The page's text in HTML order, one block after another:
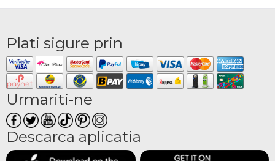
Plati sigure prin
Urmariti-ne
Descarca aplicatia